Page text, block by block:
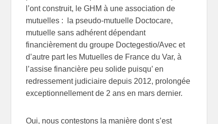
l’ont construit, le GHM à une association de
mutuelles : la pseudo-mutuelle Doctocare,
mutuelle sans adhérent dépendant
financièrement du groupe Doctegestio/Avec et
d’autre part les Mutuelles de France du Var, à
l’assise financière peu solide puisqu’ en
redressement judiciaire depuis 2012, prolongée
exceptionnellement de 2 ans en mars dernier.
Oui, nous contestons la manière dont s’est